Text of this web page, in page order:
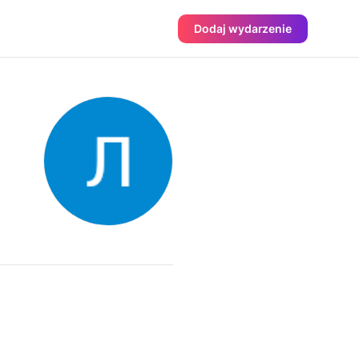
Dodaj wydarzenie